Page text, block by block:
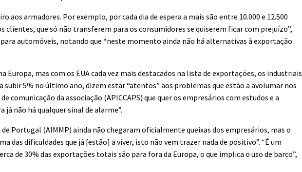
armadores. Por exemplo, por cada dia de espera a mais são entre 10.000 e 12.500
clientes, que só não transferem para os consumidores se quiserem ficar com prejuízo”,
automóveis, notando que “neste momento ainda não há alternativas à exportação
Europa, mas com os EUA cada vez mais destacados na lista de exportações, os industriais
subir 5% no último ano, dizem estar “atentos” aos problemas que estão a avolumar nos
comunicação da associação (APICCAPS) que quer os empresários com estudos e a
não há qualquer sinal de alarme”.
Portugal (AIMMP) ainda não chegaram oficialmente queixas dos empresários, mas o
das dificuldades que já [estão] a viver, isto não vem trazer nada de positivo”. “É um
de 30% das exportações totais são para fora da Europa, o que implica o uso de barco”,